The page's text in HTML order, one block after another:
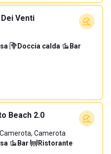
Venti
· Doccia calda· Bar·
Beach 2.0
Camerota
· Bar· Ristorante·